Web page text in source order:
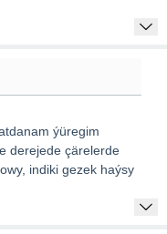
ýüregim
derejede çärelerde
indiki gezek haýsy